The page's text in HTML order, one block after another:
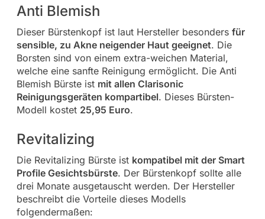
Anti Blemish
Dieser Bürstenkopf ist laut Hersteller besonders für
sensible, zu Akne neigender Haut geeignet. Die
Borsten sind von einem extra-weichen Material,
welche eine sanfte Reinigung ermöglicht. Die Anti
Blemish Bürste ist mit allen Clarisonic
Reinigungsgeräten kompartibel. Dieses Bürsten-
Modell kostet 25,95 Euro.
Revitalizing
Die Revitalizing Bürste ist kompatibel mit der Smart
Profile Gesichtsbürste. Der Bürstenkopf sollte alle
drei Monate ausgetauscht werden. Der Hersteller
beschreibt die Vorteile dieses Modells
folgendermaßen: